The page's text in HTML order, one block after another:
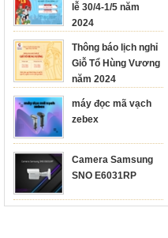
lễ 30/4-1/5 năm
2024
Thông báo lịch nghỉ
Giỗ Tổ Hùng Vương
năm 2024
máy đọc mã vạch
zebex
Camera Samsung
SNO E6031RP